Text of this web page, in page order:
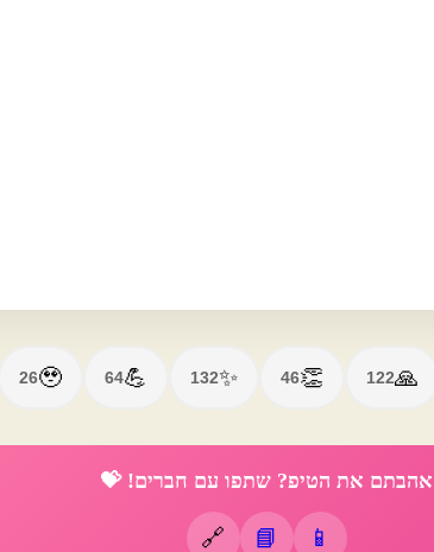
🙏
122
👏
46
✨
132
💪
64
🥹
26
אהבתם את הטיפ? שתפו עם חברים! 💝
📱
📘
🔗